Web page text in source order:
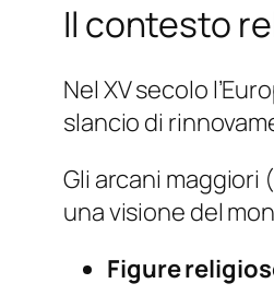
Il contesto
Nel XV secolo
slancio di
Gli arcani maggiori
una visione del
Figure